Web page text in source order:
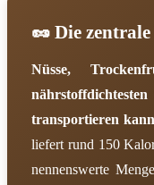
🥜 Die
Nüsse,
transportieren
liefert rund 150
nennenswerte